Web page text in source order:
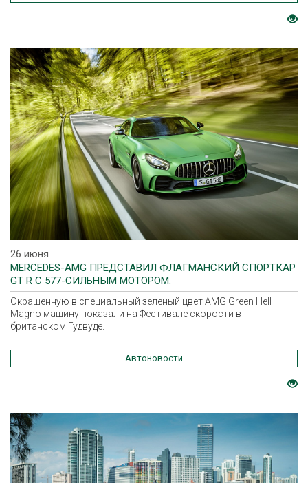
26 июня
MERCEDES-AMG ПРЕДСТАВИЛ ФЛАГМАНСКИЙ СПОРТКАР
GT R C 577-СИЛЬНЫМ МОТОРОМ.
Окрашенную в специальный зеленый цвет AMG Green Hell
Magno машину показали на Фестивале скорости в
британском Гудвуде.
Автоновости